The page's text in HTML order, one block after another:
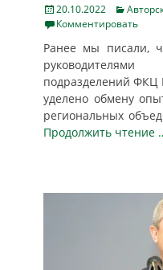
Posted
on
20.10.2022 Categories
Комментировать
Ранее мы писали,
подразделений ФКЦ
уделено обмену
региональных
Продолжить чтение